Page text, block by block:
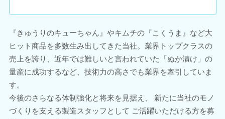
『きゅうりのキューちゃん』やキムチの『こくうま』など大
ヒット商品を多数生み出してきた当社。業界トップクラスの
売上を誇り、近年では難しいと言われていた「ぬか漬け」の
量産に成功するなど、技術力の高さでも業界を牽引していま
す。
今後のさらなる体制強化と将来を見据え、 新たに当社のモノ
づくりを支える製造スタッフとして ご活躍いただける方を募